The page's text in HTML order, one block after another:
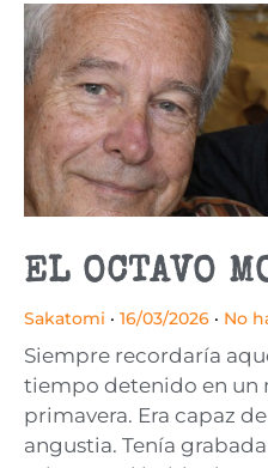
EL OCTAVO
Sakatomi 16/03/2026 No
Siempre recordaría
tiempo detenido en un
primavera. Era capaz
angustia. Tenía